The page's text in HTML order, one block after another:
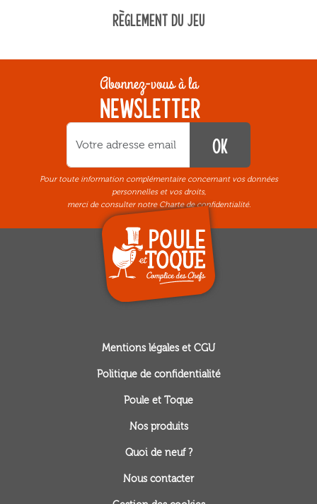
RÈGLEMENT DU JEU
Abonnez-vous à la
NEWSLETTER
OK
Pour toute information complémentaire concernant vos données
personnelles et vos droits,
merci de consulter notre Charte de confidentialité.
Mentions légales et CGU
Politique de confidentialité
Poule et Toque
Nos produits
Quoi de neuf ?
Nous contacter